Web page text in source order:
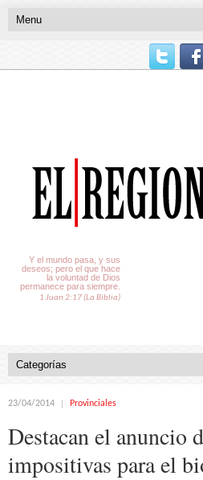
Y el mundo pasa, y sus
deseos; pero el que hace
la voluntad de Dios
permanece para siempre.
1 Juan 2:17 (La Biblia)
23/04/2014 Provinciales
Destacan el anuncio
impositivas para el